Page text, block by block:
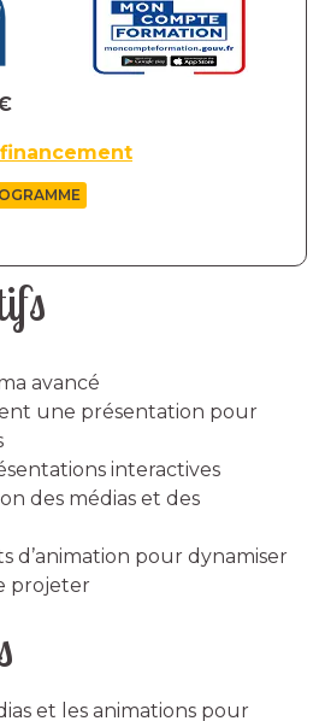
avancé
une présentation pour
interactives
des médias et des
d’animation pour dynamiser
projeter
et les animations pour